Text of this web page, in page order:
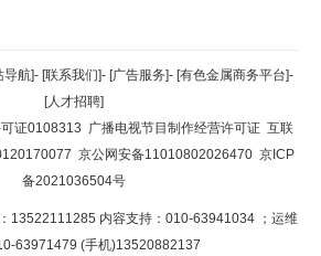
返回顶部
返回首页
导航]- [联系我们]- [广告服务]- [有色金属商务平台]-
[人才招聘]
证0108313 广播电视节目制作经营许可证 互联
京公网安备11010802026470 京ICP
备2021036504号
13522111285 内容支持：010-63941034 ；运维
63971479 (手机)13520882137